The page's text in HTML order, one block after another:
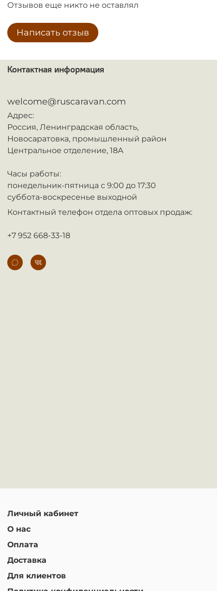
Отзывов еще никто не оставлял
Написать отзыв
Контактная информация
welcome@ruscaravan.com
Адрес:
Россия, Ленинградская область,
Новосаратовка, промышленный район
Центральное отделение, 18А
Часы работы:
понедельник-пятница с 9:00 до 17:30
суббота-воскресенье выходной
Контактный телефон отдела оптовых продаж:
+7 952 668-33-18
Личный кабинет
О нас
Оплата
Доставка
Для клиентов